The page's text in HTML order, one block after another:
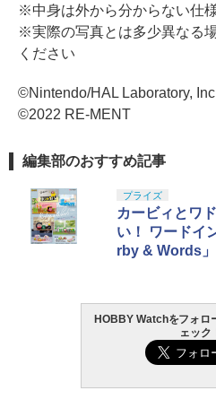
※中身は外から分からない仕
※実際の写真とは多少異なる
ください
©Nintendo/HAL Laboratory,
©2022 RE-MENT
編集部のおすすめ記事
プライズ
カービィとワ
い！ ワードイ
rby & Words
HOBBY Watchをフォロ
ェック